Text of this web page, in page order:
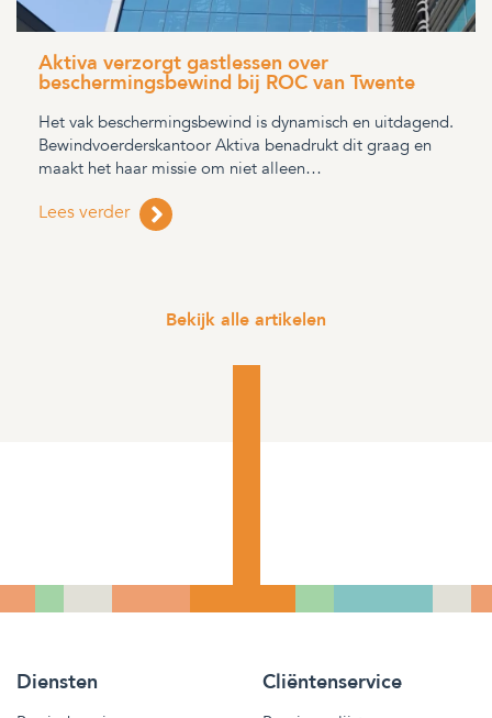
Aktiva verzorgt gastlessen over
beschermingsbewind bij ROC van Twente
Het vak beschermingsbewind is dynamisch en uitdagend.
Bewindvoerderskantoor Aktiva benadrukt dit graag en
maakt het haar missie om niet alleen…
Lees verder
Bekijk alle artikelen
Diensten Cliëntenservice